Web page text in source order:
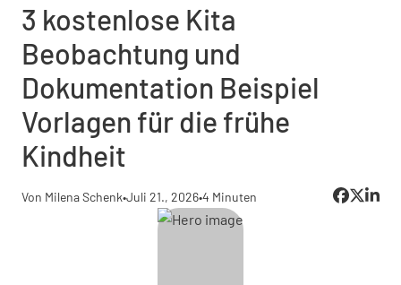
3 kostenlose Kita
Beobachtung und
Dokumentation Beispiel
Vorlagen für die frühe
Kindheit
Von Milena Schenk•Juli 21., 2026•4 Minuten